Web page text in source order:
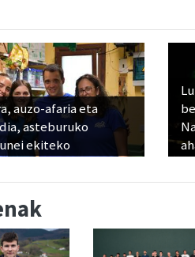
auzo-afaria eta
asteburuko
ekiteko